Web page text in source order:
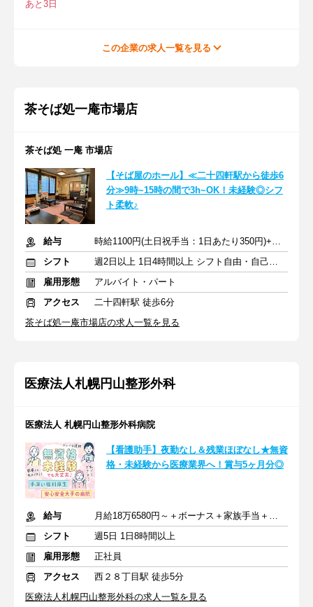
あと3日
この企業の求人一覧を見る
茶そば処一庵市場店
茶そば処 一庵 市場店
【そば屋のホール】≪二十四軒駅から徒歩6
分≫9時~15時の間で3h~OK！未経験◎シフ
ト柔軟♪
給与
時給1100円(土日祝手当：1日あたり350円)+交通費規定支給
シフト
週2日以上 1日4時間以上 シフト自由・自己申告
雇用形態
アルバイト・パート
アクセス
二十四軒駅 徒歩6分
茶そば処一庵市場店の求人一覧を見る
医療法人札幌円山整形外科
医療法人 札幌円山整形外科病院
【看護助手】夜勤なし＆残業ほぼなし★無資
格・未経験から医療業界へ！賞与5ヶ月分◎
給与
月給18万6580円～＋ボーナス＋家族手当＋住宅手当＋交通費
シフト
週5日 1日8時間以上
雇用形態
正社員
アクセス
西２８丁目駅 徒歩5分
医療法人札幌円山整形外科の求人一覧を見る